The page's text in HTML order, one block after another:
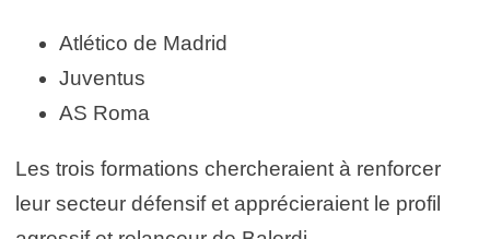
Atlético de Madrid
Juventus
AS Roma
Les trois formations chercheraient à renforcer
leur secteur défensif et apprécieraient le profil